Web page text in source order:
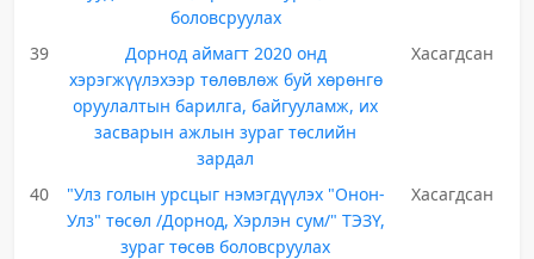
боловсруулах
39
Дорнод аймагт 2020 онд
хэрэгжүүлэхээр төлөвлөж буй хөрөнгө
оруулалтын барилга, байгууламж, их
засварын ажлын зураг төслийн
зардал
Хасагдсан
40
"Улз голын урсцыг нэмэгдүүлэх "Онон-
Улз" төсөл /Дорнод, Хэрлэн сум/" ТЭЗҮ,
зураг төсөв боловсруулах
Хасагдсан